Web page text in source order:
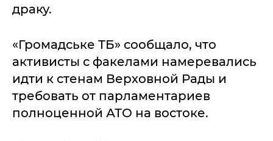
драку.
«Громадське ТБ» сообщало, что
активисты с факелами намеревались
идти к стенам Верховной Рады и
требовать от парламентариев
полноценной АТО на востоке.